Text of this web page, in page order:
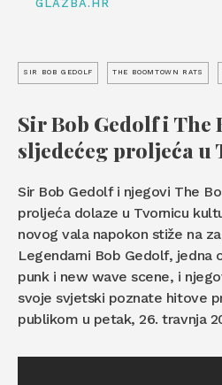
GLAZBA.HR
SIR BOB GEDOLF THE BOOMTOWN RATS
Sir Bob Gedolfi The
sljedećeg proljeća
Sir Bob Gedolf i njegovi The
proljeća dolaze u Tvornicu
novog vala napokon stiže na
Legendarni Bob Gedolf, jedna
punk i new wave scene, i
svoje svjetski poznate hitove
publikom u petak, 26. travnja